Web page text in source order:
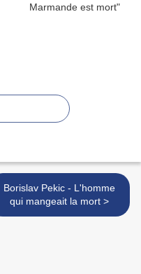
Borislav Pekic - L'homme
qui mangeait la mort >